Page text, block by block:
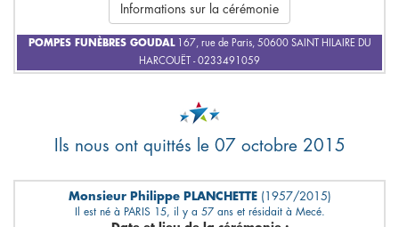
Informations sur la cérémonie
POMPES FUNÈBRES GOUDAL167, rue de Paris, 50600 SAINT HILAIRE DU
HARCOUËT - 0233491059
Ils nous ont quittés le 07 octobre 2015
Monsieur Philippe PLANCHETTE (1957/2015)
Il est né à PARIS 15, il y a 57 ans et résidait à Mecé.